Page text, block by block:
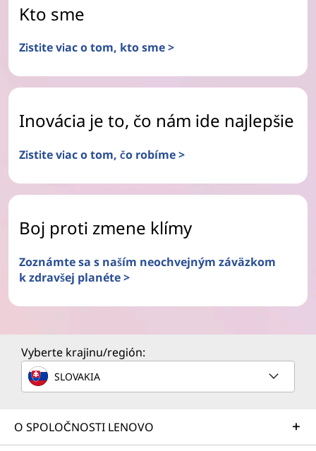
Kto sme
Zistite viac o tom, kto sme >
Inovácia je to, čo nám ide najlepšie
Zistite viac o tom, čo robíme >
Boj proti zmene klímy
Zoznámte sa s naším neochvejným záväzkom
k zdravšej planéte >
Vyberte krajinu/región:
SLOVAKIA
O SPOLOČNOSTI LENOVO